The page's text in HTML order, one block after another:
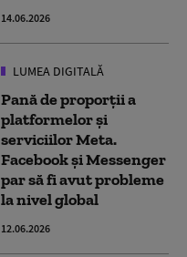
14.06.2026
LUMEA DIGITALĂ
Pană de proporții a
platformelor și
serviciilor Meta.
Facebook și Messenger
par să fi avut probleme
la nivel global
12.06.2026